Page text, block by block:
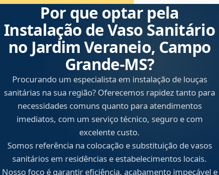
Por que optar pela
Instalação de Vaso Sanitário
no Jardim Veraneio, Campo
Grande‑MS?
Procurando um especialista em instalação de louças
sanitárias na sua região? Oferecemos rapidez tanto para
necessidades comuns quanto para atendimentos
imediatos, com um serviço técnico, seguro e com
excelente custo.
Somos referência na colocação e substituição de vasos
sanitários em residências e estabelecimentos locais.
Nosso foco é garantir eficiência, acabamento impecável e